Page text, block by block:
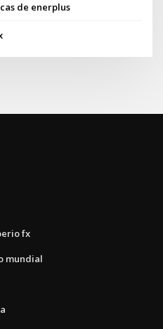
de enerplus
fx
mundial